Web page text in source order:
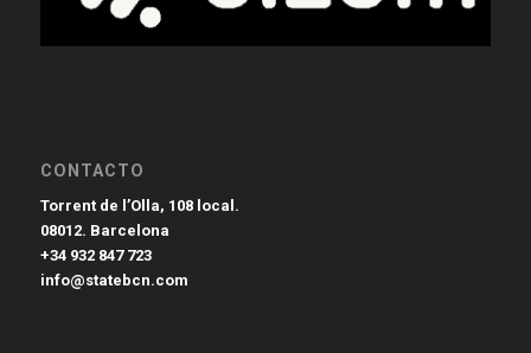
CONTACTO
Torrent de l’Olla, 108 local.
08012. Barcelona
+34 932 847 723
info@statebcn.com